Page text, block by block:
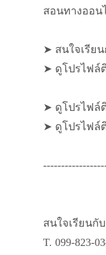
สอนทางออน
➤ สนใจเรีย
➤ ดูโปรไฟล์
➤ ดูโปรไฟล์
➤ ดูโปรไฟล์
สนใจเรียนกั
T. 099-823-